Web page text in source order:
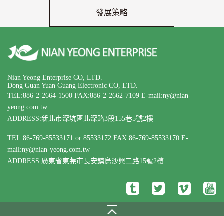
發展策略
Nian Yeong Enterprise CO, LTD.
Dong Guan Yuan Guang Electronic CO, LTD.
TEL:886-2-2664-1500 FAX:886-2-2662-7109 E-mail:ny@nian-
yeong.com.tw
ADDRESS:新北市深坑區北深路3段155巷5號2樓
TEL:86-769-85533171 or 85533172 FAX:86-769-85533170 E-
mail:ny@nian-yeong.com.tw
ADDRESS:廣東省東莞市長安鎮烏沙興二路15號2樓